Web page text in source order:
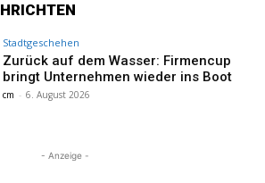
Stadtgeschehen
Zurück auf dem Wasser: Firmencup
bringt Unternehmen wieder ins Boot
cm - 6. August 2026
- Anzeige -